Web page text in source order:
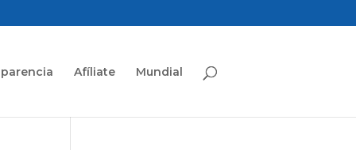
Afíliate Mundial